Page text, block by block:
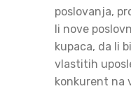
poslovanja,
li nove
kupaca, da li
vlastitih
konkurent na